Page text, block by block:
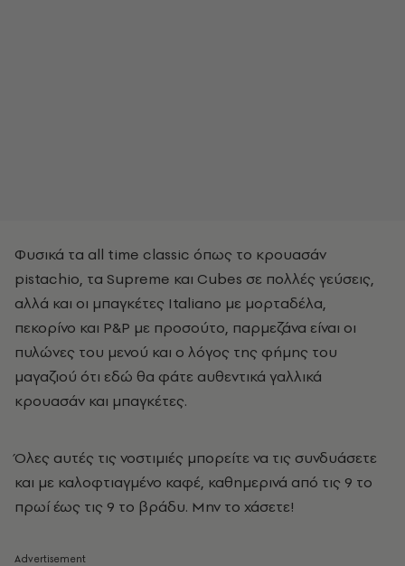
Φυσικά τα all time classic όπως το κρουασάν
pistachio, τα Supreme και Cubes σε πολλές γεύσεις,
αλλά και οι μπαγκέτες Italiano με μορταδέλα,
πεκορίνο και P&P με προσούτο, παρμεζάνα είναι οι
πυλώνες του μενού και ο λόγος της φήμης του
μαγαζιού ότι εδώ θα φάτε αυθεντικά γαλλικά
κρουασάν και μπαγκέτες.
Όλες αυτές τις νοστιμιές μπορείτε να τις συνδυάσετε
και με καλοφτιαγμένο καφέ, καθημερινά από τις 9 το
πρωί έως τις 9 το βράδυ. Μην το χάσετε!